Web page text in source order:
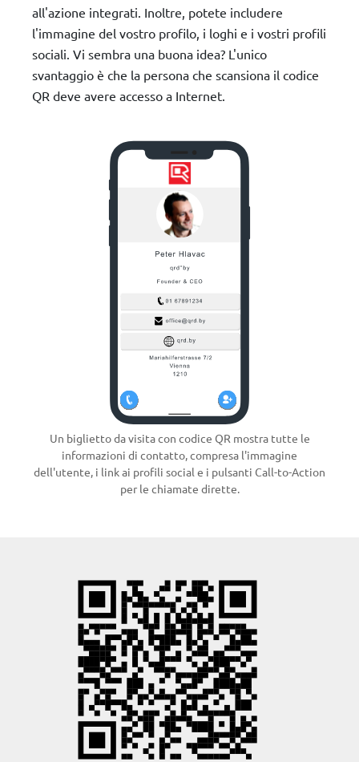
all'azione integrati. Inoltre, potete includere
l'immagine del vostro profilo, i loghi e i vostri profili
sociali. Vi sembra una buona idea? L'unico
svantaggio è che la persona che scansiona il codice
QR deve avere accesso a Internet.
Un biglietto da visita con codice QR mostra tutte le
informazioni di contatto, compresa l'immagine
dell'utente, i link ai profili social e i pulsanti Call-to-Action
per le chiamate dirette.